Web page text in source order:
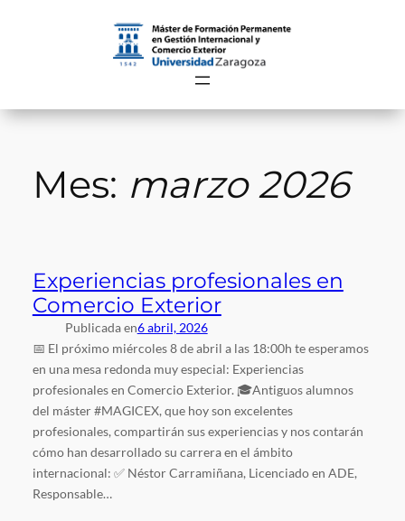
Mes: marzo 2026
Experiencias profesionales en
Comercio Exterior
Publicada en6 abril, 2026
📅 El próximo miércoles 8 de abril a las 18:00h te esperamos
en una mesa redonda muy especial: Experiencias
profesionales en Comercio Exterior. 🎓Antiguos alumnos
del máster #MAGICEX, que hoy son excelentes
profesionales, compartirán sus experiencias y nos contarán
cómo han desarrollado su carrera en el ámbito
internacional: ✅ Néstor Carramiñana, Licenciado en ADE,
Responsable…